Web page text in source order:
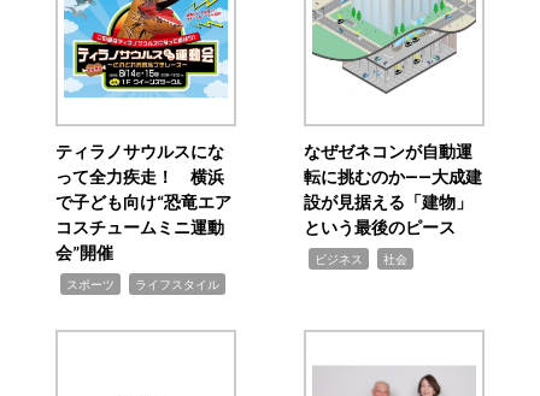
ティラノサウルスにな
って全力疾走！ 横浜
で子ども向け“恐竜エア
コスチュームミニ運動
会”開催
スポーツ ライフスタイル
なぜゼネコンが自動運
転に挑むのか――大成建
設が見据える「建物」
という最後のピース
ビジネス 社会